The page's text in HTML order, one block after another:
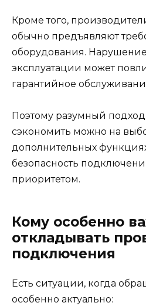
Кроме того,
обычно предъявляют
оборудования.
эксплуатации может
гарантийное
Поэтому разумный подход
сэкономить можно на
дополнительных
безопасность
приоритетом.
Кому особенно
откладывать
подключения
Есть ситуации, когда
особенно актуально: